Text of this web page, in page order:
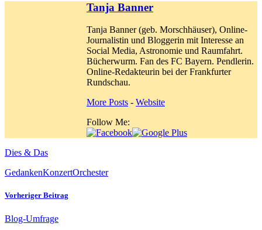
Tanja Banner
Tanja Banner (geb. Morschhäuser), Online-
Journalistin und Bloggerin mit Interesse an
Social Media, Astronomie und Raumfahrt.
Bücherwurm. Fan des FC Bayern. Pendlerin.
Online-Redakteurin bei der Frankfurter
Rundschau.
More Posts - Website
Follow Me:
Dies & Das
GedankenKonzertOrchester
Vorheriger Beitrag
Blog-Umfrage